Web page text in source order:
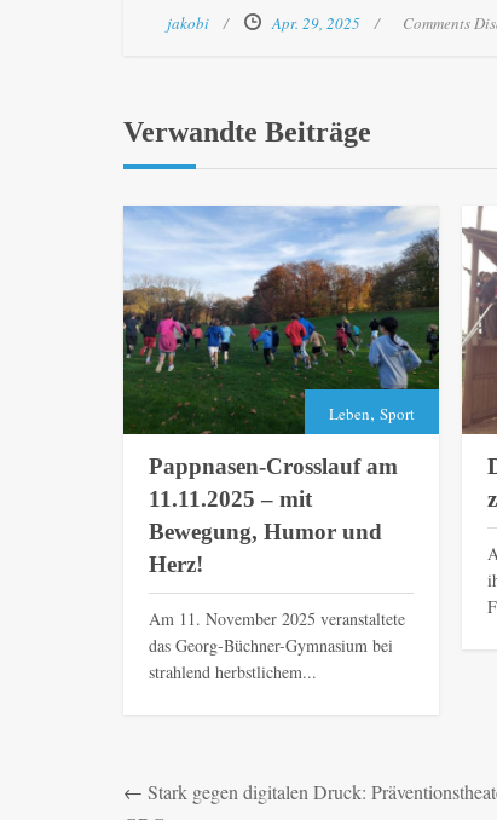
jakobi Apr. 29, 2025 Comments
Verwandte Beiträge
Leben, Sport
Pappnasen-Crosslauf am
11.11.2025 – mit
Bewegung, Humor und
Herz!
Am 11. November 2025 veranstaltete
das Georg-Büchner-Gymnasium bei
strahlend herbstlichem...
← Stark gegen digitalen Druck: